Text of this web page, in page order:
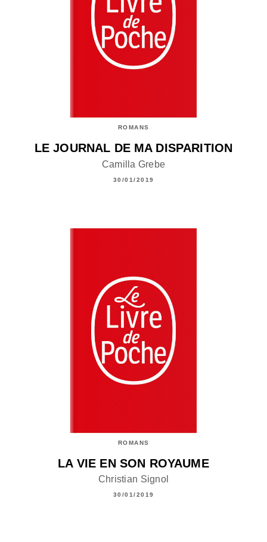
ROMANS
LE JOURNAL DE MA DISPARITION
Camilla Grebe
30/01/2019
ROMANS
LA VIE EN SON ROYAUME
Christian Signol
30/01/2019